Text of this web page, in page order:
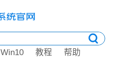
Win10 教程 帮助